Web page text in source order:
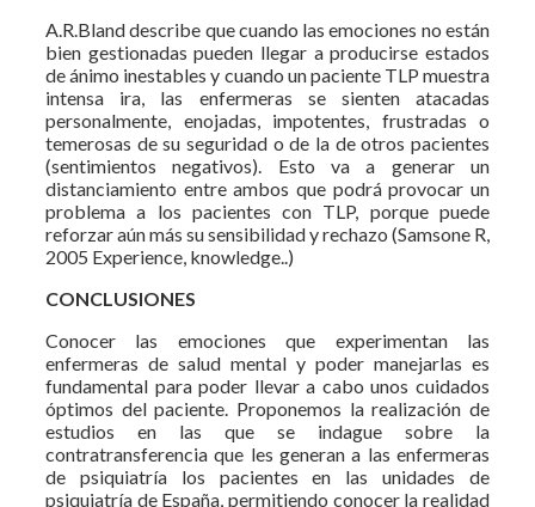
A.R.Bland describe que cuando las emociones no están
bien gestionadas pueden llegar a producirse estados
de ánimo inestables y cuando un paciente TLP muestra
intensa ira, las enfermeras se sienten atacadas
personalmente, enojadas, impotentes, frustradas o
temerosas de su seguridad o de la de otros pacientes
(sentimientos negativos). Esto va a generar un
distanciamiento entre ambos que podrá provocar un
problema a los pacientes con TLP, porque puede
reforzar aún más su sensibilidad y rechazo (Samsone R,
2005 Experience, knowledge..)
CONCLUSIONES
Conocer las emociones que experimentan las
enfermeras de salud mental y poder manejarlas es
fundamental para poder llevar a cabo unos cuidados
óptimos del paciente. Proponemos la realización de
estudios en las que se indague sobre la
contratransferencia que les generan a las enfermeras
de psiquiatría los pacientes en las unidades de
psiquiatría de España, permitiendo conocer la realidad